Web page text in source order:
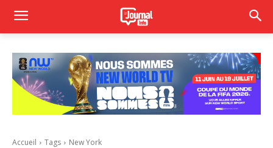
Accueil Tags New York